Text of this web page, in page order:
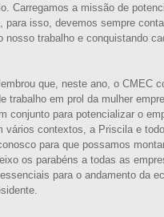
Carregamos a missão de
para isso, devemos sempre
nosso trabalho e conquistando
que, neste ano, o CMEC
trabalho em prol da mulher
conjunto para potencializar o
vários contextos, a Priscila e
para que possamos
os parabéns a todas as
para o andamento da